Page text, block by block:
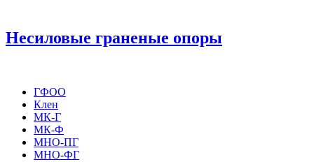
Несиловые граненые опоры
ГФОО
Клен
МК-Г
МК-Ф
МНО-ПГ
МНО-ФГ